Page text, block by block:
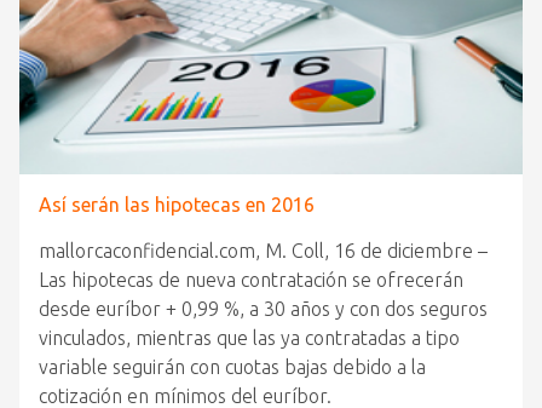
Así serán las hipotecas en 2016
mallorcaconfidencial.com, M. Coll, 16 de diciembre –
Las hipotecas de nueva contratación se ofrecerán
desde euríbor + 0,99 %, a 30 años y con dos seguros
vinculados, mientras que las ya contratadas a tipo
variable seguirán con cuotas bajas debido a la
cotización en mínimos del euríbor.